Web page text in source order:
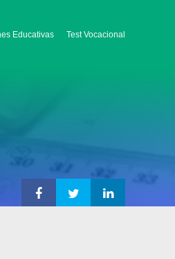
Educativas Test Vocacional